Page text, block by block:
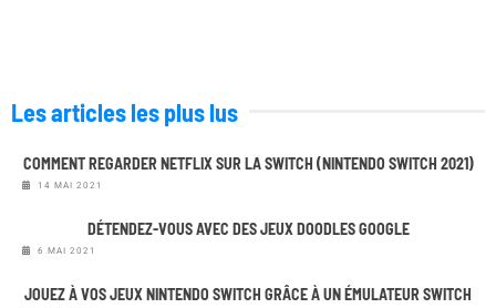
Les articles les plus lus
COMMENT REGARDER NETFLIX SUR LA SWITCH (NINTENDO SWITCH 2021)
14 MAI 2021
DÉTENDEZ-VOUS AVEC DES JEUX DOODLES GOOGLE
6 MAI 2021
JOUEZ À VOS JEUX NINTENDO SWITCH GRÂCE À UN ÉMULATEUR SWITCH